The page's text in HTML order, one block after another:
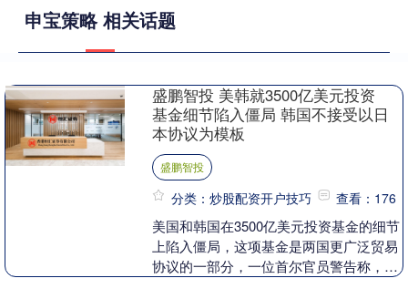
申宝策略 相关话题
盛鹏智投 美韩就3500亿美元投资
基金细节陷入僵局 韩国不接受以日
本协议为模板
盛鹏智投
分类：炒股配资开户技巧 查看：176
美国和韩国在3500亿美元投资基金的细节
上陷入僵局，这项基金是两国更广泛贸易
协议的一部分，一位首尔官员警告称，如